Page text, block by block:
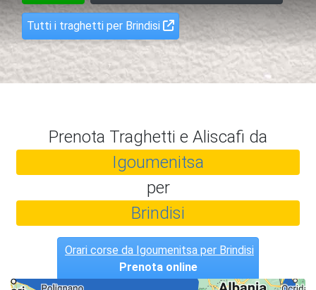
Tutti i traghetti per Brindisi
Prenota Traghetti e Aliscafi da
Igoumenitsa
per
Brindisi
Orari corse da Igoumenitsa per Brindisi
Prenota online